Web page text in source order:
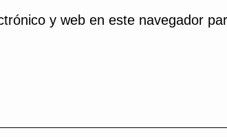
y web en este navegador